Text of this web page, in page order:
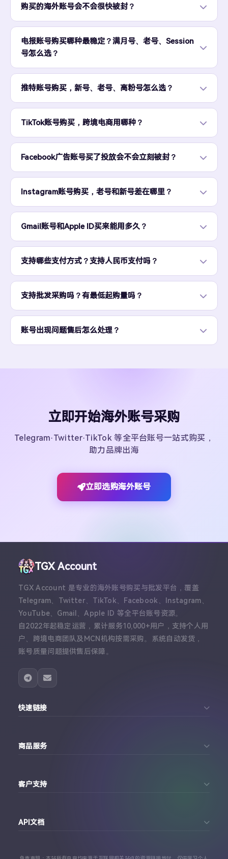
购买的海外账号会不会很快被封？
电报账号购买哪种最稳定？满月号、老号、Session
号怎么选？
推特账号购买，新号、老号、高粉号怎么选？
TikTok账号购买，跨境电商用哪种？
Facebook广告账号买了投放会不会立刻被封？
Instagram账号购买，老号和新号差在哪里？
Gmail账号和Apple ID买来能用多久？
支持哪些支付方式？支持人民币支付吗？
支持批发采购吗？有最低起购量吗？
账号出现问题售后怎么处理？
立即开始海外账号采购
Telegram·Twitter·TikTok 等全平台账号一站式购买，
助力品牌出海
立即选购海外账号
TGX Account
TGX Account 是专业的海外账号购买与批发平台，覆盖
Telegram、Twitter、TikTok、Facebook、Instagram、
YouTube、Gmail、Apple ID 等全平台账号资源。
自2022年起稳定运营，累计服务10,000+用户，支持个人用
户、跨境电商团队及MCN机构按需采购。系统自动发货，
账号质量问题提供售后保障。
快速链接
订单查询
商品服务
Facebook账号购买
客户支持
API文档
API 接口文档